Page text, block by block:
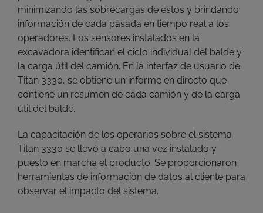
minimizando las sobrecargas de estos y brindando
información de cada pasada en tiempo real a los
operadores. Los sensores instalados en la
excavadora identifican el ciclo individual del balde y
la carga útil del camión. En la interfaz de usuario de
Titan 3330, se obtiene un informe en directo que
contiene un resumen de cada camión y de la carga
útil del balde.
La capacitación de los operarios sobre el sistema
Titan 3330 se llevó a cabo una vez instalado y
puesto en marcha el producto. Se proporcionaron
herramientas de información de datos al cliente para
observar el impacto del sistema.